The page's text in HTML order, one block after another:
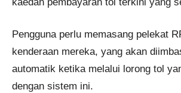
Pengguna perlu memasang pelekat
kenderaan mereka, yang akan
automatik ketika melalui lorong tol
dengan sistem ini.